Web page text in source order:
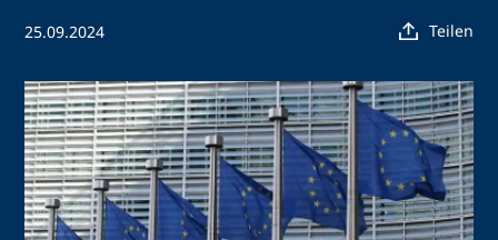
25.09.2024 Teilen